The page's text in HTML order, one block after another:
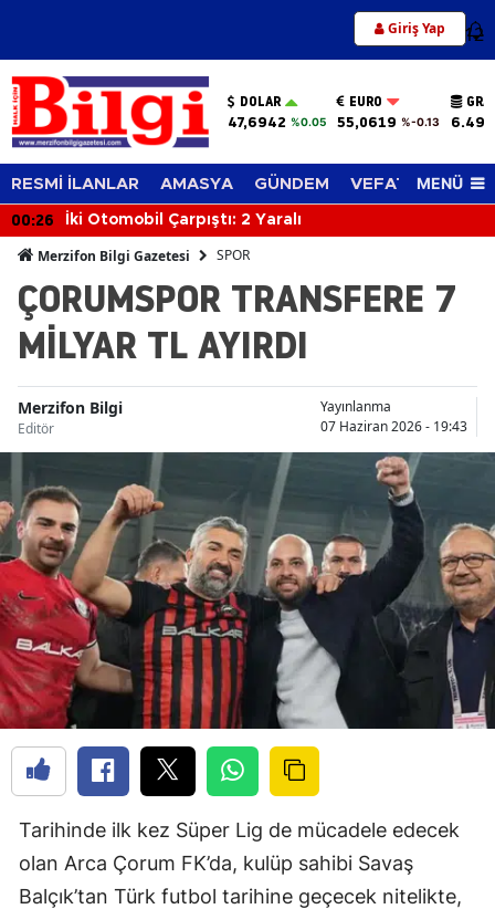
Giriş Yap 12
DOLAR
47,6942 %0.05
EURO
55,0619 %-0.13
RESMİ İLANLAR AMASYA GÜNDEM VEFAT EDENLER
MENÜ
00:26 İki Otomobil Çarpıştı: 2 Yaralı
Merzifon Bilgi Gazetesi SPOR
ÇORUMSPOR TRANSFERE 7
MİLYAR TL AYIRDI
Merzifon Bilgi
Editör
Yayınlanma
07 Haziran 2026 - 19:43
Tarihinde ilk kez Süper Lig de mücadele edecek
olan Arca Çorum FK’da, kulüp sahibi Savaş
Balçık’tan Türk futbol tarihine geçecek nitelikte,